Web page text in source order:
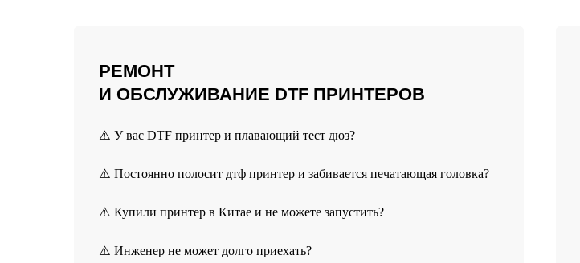
РЕМОНТ
И ОБСЛУЖИВАНИЕ DTF ПРИНТЕРОВ
⚠️ У вас DTF принтер и плавающий тест дюз?
⚠️ Постоянно полосит дтф принтер и забивается печатающая головка?
⚠️ Купили принтер в Китае и не можете запустить?
⚠️ Инженер не может долго приехать?